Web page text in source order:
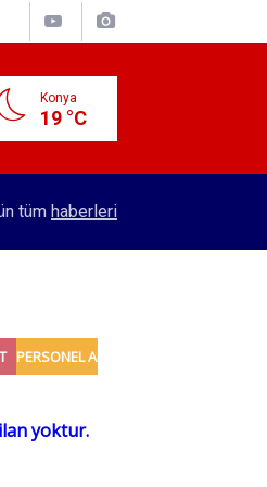
Konya
19 °C
70 bin TL maaşla personel
tüm haberleri